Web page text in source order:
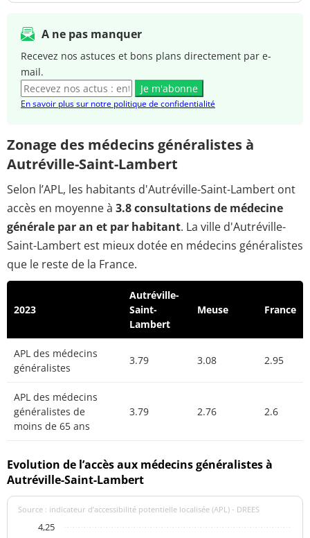
A ne pas manquer
Recevez nos astuces et bons plans directement par e-
mail.
Je m'abonne
En savoir plus sur notre politique de confidentialité
Zonage des médecins généralistes à
Autréville-Saint-Lambert
Selon l’APL, les habitants d'Autréville-Saint-Lambert ont
accès en moyenne à 3.8 consultations de médecine
générale par an et par habitant. La ville d'Autréville-
Saint-Lambert est mieux dotée en médecins généralistes
que le reste de la France.
2023
Autréville-
Saint-
Lambert
Meuse France
APL des médecins
généralistes
3.79 3.08 2.95
APL des médecins
généralistes de
moins de 65 ans
3.79 2.76 2.6
Evolution de l’accès aux médecins généralistes à
Autréville-Saint-Lambert
Source : indicateur d’accessibilité potentielle localisée (APL) - DREES
4,25